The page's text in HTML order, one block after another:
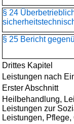
§ 24
§ 25 Bericht
Drittes Kapitel
Leistungen nach
Erster Abschnitt
Heilbehandlung,
Leistungen zur
Leistungen,